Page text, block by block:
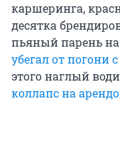
каршеринга,
десятка
пьяный парень на
убегал от погони
этого наглый
коллапс на